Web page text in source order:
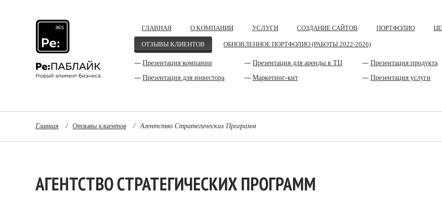
ГЛАВНАЯ О КОМПАНИИ УСЛУГИ СОЗДАНИЕ САЙТОВ ПОРТФОЛИО
ОТЗЫВЫ КЛИЕНТОВ ОБНОВЛЕННОЕ ПОРТФОЛИО (РАБОТЫ 2022-2026)
Презентация компании
Презентация для инвестора
Презентация для аренды в ТЦ
Маркетинг-кит
Презентация продукта
Презентация услуги
Главная / Отзывы клиентов / Агентство Стратегических Программ
АГЕНТСТВО СТРАТЕГИЧЕСКИХ ПРОГРАММ